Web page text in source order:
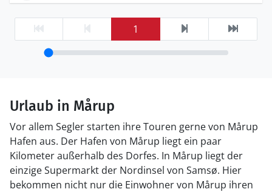
1
Urlaub in Mårup
Vor allem Segler starten ihre Touren gerne von Mårup
Hafen aus. Der Hafen von Mårup liegt ein paar
Kilometer außerhalb des Dorfes. In Mårup liegt der
einzige Supermarkt der Nordinsel von Samsø. Hier
bekommen nicht nur die Einwohner von Mårup ihren